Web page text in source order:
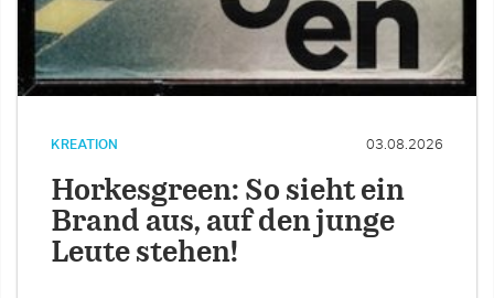
KREATION 03.08.2026
Horkesgreen: So sieht ein
Brand aus, auf den junge
Leute stehen!